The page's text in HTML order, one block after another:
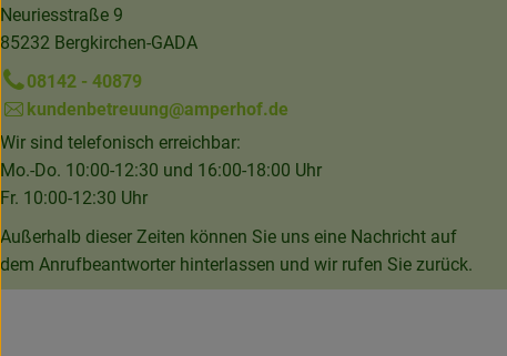
Neuriesstraße 9
85232 Bergkirchen-GADA
08142 - 40879
kundenbetreuung@amperhof.de
Wir sind telefonisch erreichbar:
Mo.-Do. 10:00-12:30 und 16:00-18:00 Uhr
Fr. 10:00-12:30 Uhr
Außerhalb dieser Zeiten können Sie uns eine Nachricht auf
dem Anrufbeantworter hinterlassen und wir rufen Sie zurück.